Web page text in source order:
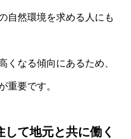
自然環境を求める人にも
くなる傾向にあるため、
重要です。
て地元と共に働く